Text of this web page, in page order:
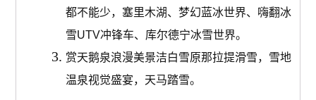
邮轮
中国
都不能少，塞里木湖、梦幻蓝冰世界、嗨翻冰
雪UTV冲锋车、库尔德宁冰雪世界。
赏天鹅泉浪漫美景洁白雪原那拉提滑雪，雪地
温泉视觉盛宴，天马踏雪。